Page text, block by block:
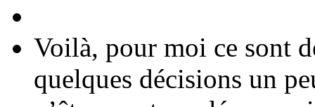
Voilà, pour moi ce sont
quelques décisions un